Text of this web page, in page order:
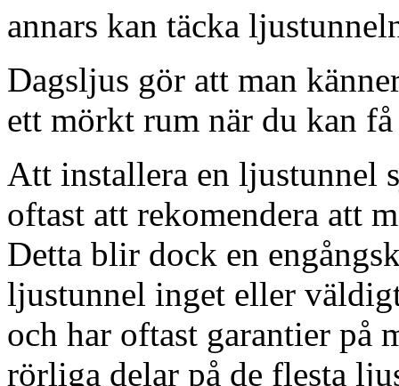
annars kan täcka
Dagsljus gör att man
ett mörkt rum när du kan
Att installera en ljustunnel
oftast att rekomendera att
Detta blir dock en
ljustunnel inget eller
och har oftast garantier på
rörliga delar på de flesta